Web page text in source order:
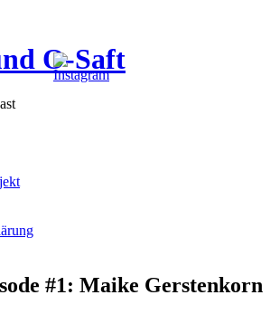
O-Saft
#1: Maike Gerstenkorn